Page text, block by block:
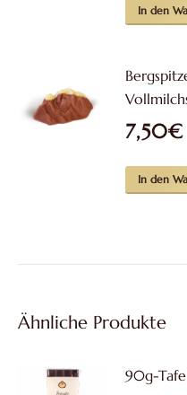
In den
7,50€
In den
Ähnliche Produkte
90g-